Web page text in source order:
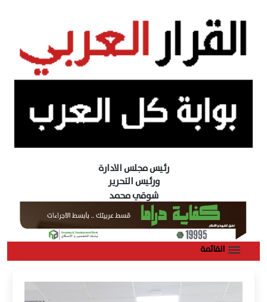
رئيس مجلس الادارة
ورئيس التحرير
شوقي محمد
القائمة